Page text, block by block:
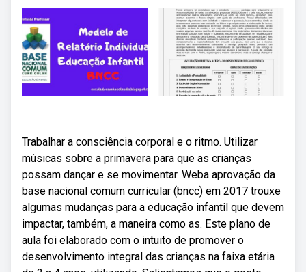
Trabalhar a consciência corporal e o ritmo. Utilizar
músicas sobre a primavera para que as crianças
possam dançar e se movimentar. Weba aprovação da
base nacional comum curricular (bncc) em 2017 trouxe
algumas mudanças para a educação infantil que devem
impactar, também, a maneira como as. Este plano de
aula foi elaborado com o intuito de promover o
desenvolvimento integral das crianças na faixa etária